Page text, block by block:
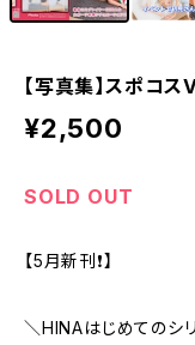
【写真集】スポコ
¥2,500
SOLD OUT
【5月新刊❗️】
＼HINAはじめてのシ